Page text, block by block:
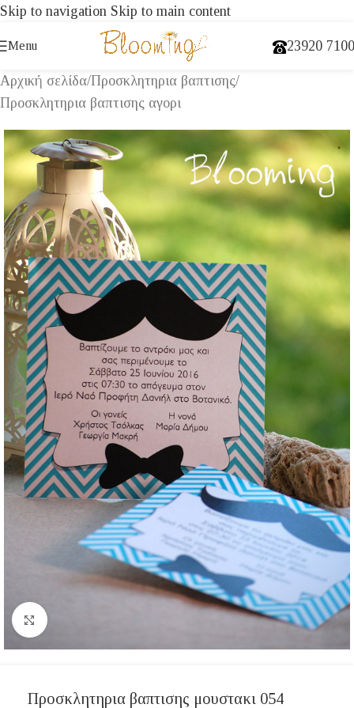
Skip to navigation Skip to main content
Menu 23920
Αρχική σελίδα/Προσκλητηρια βαπτισης/
Προσκλητηρια βαπτισης αγορι
Click to enlarge
Προσκλητηρια βαπτισης μουστακι 054